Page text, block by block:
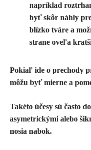
napríklad
byť skôr náhly
blízko tváre a
strane oveľa
Pokiaľ ide o prechody
môžu byť mierne a
Takéto účesy sú často
asymetrickými alebo
nosia nabok.